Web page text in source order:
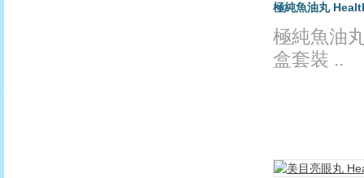
極純魚油丸
極純魚油
盒套裝 ..